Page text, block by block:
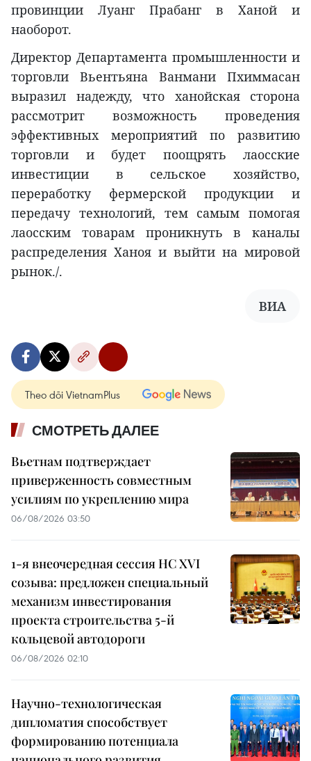
провинции Луанг Прабанг в Ханой и
наоборот.
Директор Департамента промышленности и
торговли Вьентьяна Ванмани Пхиммасан
выразил надежду, что ханойская сторона
рассмотрит возможность проведения
эффективных мероприятий по развитию
торговли и будет поощрять лаосские
инвестиции в сельское хозяйство,
переработку фермерской продукции и
передачу технологий, тем самым помогая
лаосским товарам проникнуть в каналы
распределения Ханоя и выйти на мировой
рынок./.
ВИА
Theo dõi VietnamPlus
СМОТРЕТЬ ДАЛЕЕ
Вьетнам подтверждает
приверженность совместным
усилиям по укреплению мира
06/08/2026 03:50
1-я внеочередная сессия НС XVI
созыва: предложен специальный
механизм инвестирования
проекта строительства 5-й
кольцевой автодороги
06/08/2026 02:10
Научно-технологическая
дипломатия способствует
формированию потенциала